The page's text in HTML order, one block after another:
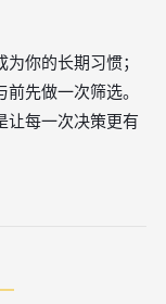
你的长期习惯；
先做一次筛选。
让每一次决策更有